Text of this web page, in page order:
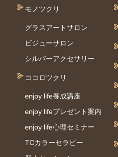
モノツクリ
グラスアートサロン
ビジューサロン
シルバーアクセサリー
ココロツクリ
enjoy life養成講座
enjoy lifeプレゼント案内
enjoy life心理セミナー
TCカラーセラピー